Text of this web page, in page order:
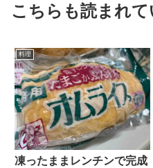
こちらも読まれて
料理
凍ったままレンチンで完成